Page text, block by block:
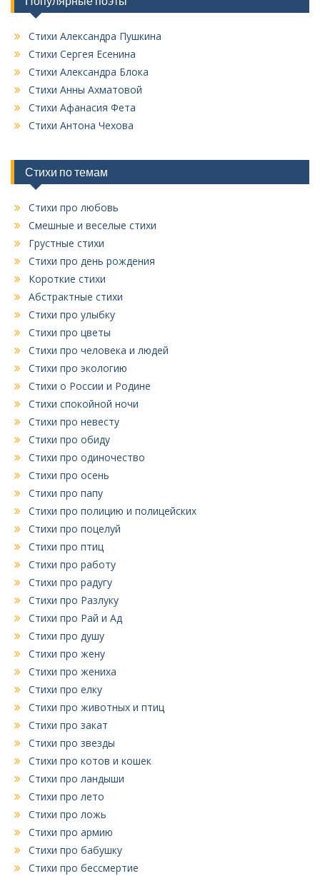
к
в
е
х
р
у
к
Стихи Александра Пушкина
Стихи Сергея Есенина
Стихи Александра Блока
Стихи Анны Ахматовой
Стихи Афанасия Фета
Стихи Антона Чехова
Стихи по темам
Стихи про любовь
Смешные и веселые стихи
Грустные стихи
Стихи про день рождения
Короткие стихи
Абстрактные стихи
Стихи про улыбку
Стихи про цветы
Стихи про человека и людей
Стихи про экологию
Стихи о России и Родине
Стихи спокойной ночи
Стихи про невесту
Стихи про обиду
Стихи про одиночество
Стихи про осень
Стихи про папу
Стихи про полицию и полицейских
Стихи про поцелуй
Стихи про птиц
Стихи про работу
Стихи про радугу
Стихи про Разлуку
Стихи про Рай и Ад
Стихи про душу
Стихи про жену
Стихи про жениха
Стихи про елку
Стихи про животных и птиц
Стихи про закат
Стихи про звезды
Стихи про котов и кошек
Стихи про ландыши
Стихи про лето
Стихи про ложь
Стихи про армию
Стихи про бабушку
Стихи про бессмертие